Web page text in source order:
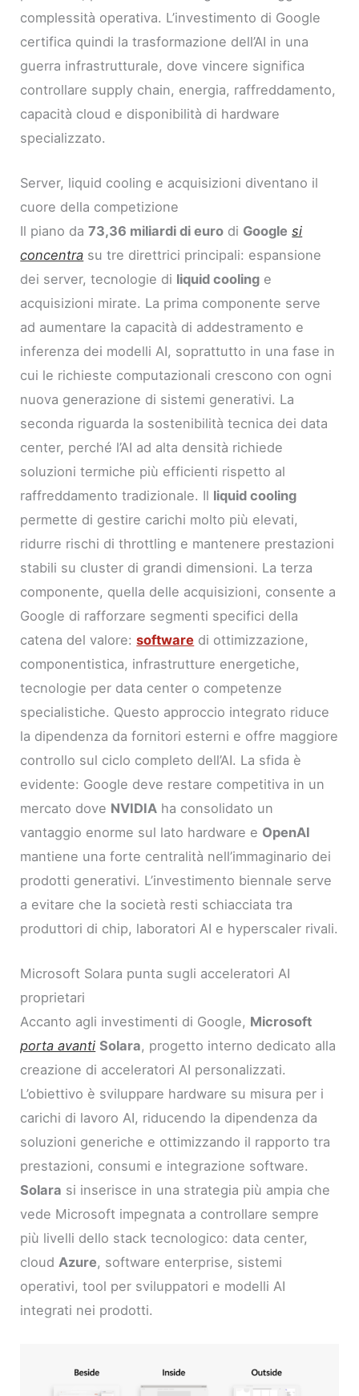
complessità operativa. L’investimento di Google
certifica quindi la trasformazione dell’AI in una
guerra infrastrutturale, dove vincere significa
controllare supply chain, energia, raffreddamento,
capacità cloud e disponibilità di hardware
specializzato.
Server, liquid cooling e acquisizioni diventano il
cuore della competizione
Il piano da73,36 miliardi di euro di Google si
concentra su tre direttrici principali: espansione
dei server, tecnologie di liquid cooling e
acquisizioni mirate. La prima componente serve
ad aumentare la capacità di addestramento e
inferenza dei modelli AI, soprattutto in una fase in
cui le richieste computazionali crescono con ogni
nuova generazione di sistemi generativi. La
seconda riguarda la sostenibilità tecnica dei data
center, perché l’AI ad alta densità richiede
soluzioni termiche più efficienti rispetto al
raffreddamento tradizionale. Il liquid cooling
permette di gestire carichi molto più elevati,
ridurre rischi di throttling e mantenere prestazioni
stabili su cluster di grandi dimensioni. La terza
componente, quella delle acquisizioni, consente a
Google di rafforzare segmenti specifici della
catena del valore:software di ottimizzazione,
componentistica, infrastrutture energetiche,
tecnologie per data center o competenze
specialistiche. Questo approccio integrato riduce
la dipendenza da fornitori esterni e offre maggiore
controllo sul ciclo completo dell’AI. La sfida è
evidente: Google deve restare competitiva in un
mercato dove NVIDIA ha consolidato un
vantaggio enorme sul lato hardware e OpenAI
mantiene una forte centralità nell’immaginario dei
prodotti generativi. L’investimento biennale serve
a evitare che la società resti schiacciata tra
produttori di chip, laboratori AI e hyperscaler rivali.
Microsoft Solara punta sugli acceleratori AI
proprietari
Accanto agli investimenti di Google, Microsoft
porta avanti Solara, progetto interno dedicato alla
creazione di acceleratori AI personalizzati.
L’obiettivo è sviluppare hardware su misura per i
carichi di lavoro AI, riducendo la dipendenza da
soluzioni generiche e ottimizzando il rapporto tra
prestazioni, consumi e integrazione software.
Solara si inserisce in una strategia più ampia che
vede Microsoft impegnata a controllare sempre
più livelli dello stack tecnologico: data center,
cloudAzure, software enterprise, sistemi
operativi, tool per sviluppatori e modelli AI
integrati nei prodotti.